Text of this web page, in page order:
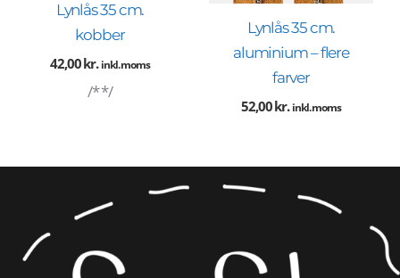
Lynlås 35 cm.
kobber
42,00kr. inkl. moms
/* */
Lynlås 35 cm.
aluminium – flere
farver
52,00kr. inkl. moms